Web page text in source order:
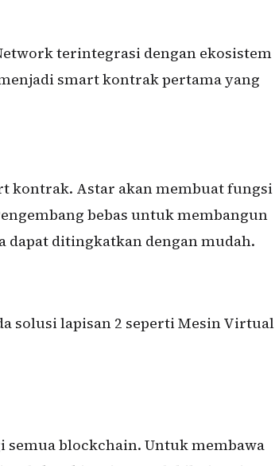
terintegrasi dengan ekosistem
smart kontrak pertama yang
kontrak. Astar akan membuat fungsi
bebas untuk membangun
dapat ditingkatkan dengan mudah.
solusi lapisan 2 seperti Mesin Virtual
semua blockchain. Untuk membawa